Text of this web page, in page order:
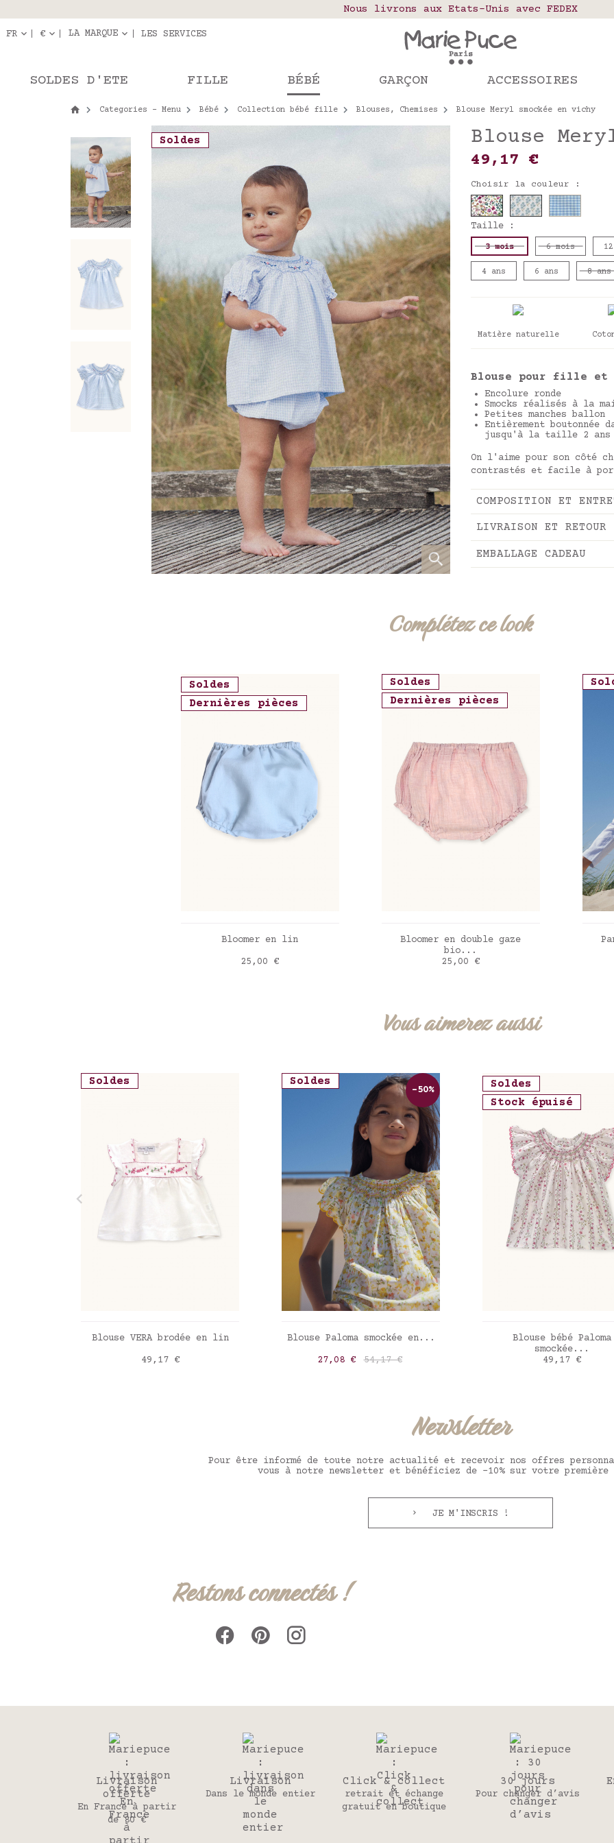
Notre site part en vacances !
Les commandes passées après le 4 août seront expédiées
Nous livrons aux Etats-Unis avec FEDEX
Livraison en relais colis en France, Belgique, Luxembourg,
FR € LA MARQUE LES SERVICES
SOLDES D'ETE FILLE BÉBÉ GARÇON ACCESSOIRES
Categories - Menu Bébé Collection bébé fille Blouses, Chemises Blouse Meryl smockée en vichy
Soldes Blouse
49,17 €
Choisir la couleur :
Taille :
3 mois 6 mois
4 ans 6 ans 8 ans
Matière naturelle
Blouse pour fille et
Encolure ronde
Smocks réalisés à la
Petites manches ballon
Entièrement boutonnée
jusqu'à la taille 2 ans
On l'aime pour son côté
contrastés et facile à
COMPOSITION ET
LIVRAISON ET RETOUR
EMBALLAGE CADEAU
Complétez ce look
Soldes
Dernières pièces
AJOUTER AU PANIER
Bloomer en lin
Prix
25,00 €
Soldes
Dernières pièces
AJOUTER AU PANIER
Bloomer en double gaze
bio...
Prix
25,00 €
Vous aimerez aussi
Soldes
AJOUTER AU PANIER
Blouse VERA brodée en lin
Prix
49,17 €
Soldes
AJOUTER AU PANIER
Blouse Paloma smockée en...
Prix
27,08 € Prix de base
54,17 €
-50%
Soldes
Stock épuisé
AJOUTER AU
Blouse bébé Paloma
smockée...
Prix
49,17 €
Newsletter
Pour être informé de toute notre actualité et recevoir nos offres
vous à notre newsletter et bénéficiez de -10% sur votre première
JE M'INSCRIS !
Restons connectés !
Livraison
offerte
En France à partir
de 80 €
Livraison
Dans le monde entier
Click & collect
retrait et échange
gratuit en boutique
30 jours
Pour changer d’avis